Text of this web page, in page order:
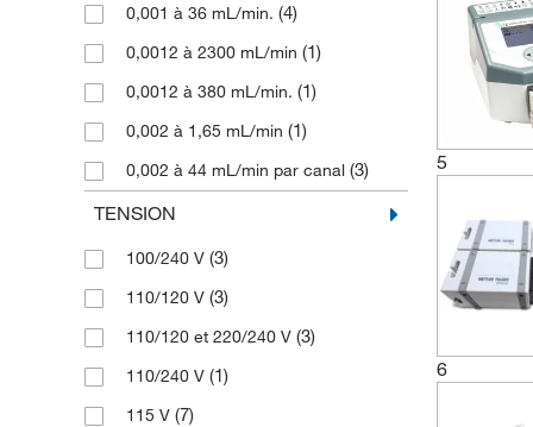
0,001 à 36 mL/min. (4)
0,0012 à 2300 mL/min (1)
0,0012 à 380 mL/min. (1)
0,002 à 1,65 mL/min (1)
0,002 à 44 mL/min par canal (3)
0,003 à 17 mL/min.
0,004 à 365 mL/min.
0,005 à 329 mL/min
0,006 à 2300 mL/min. (1)
0,01 - 183 mL/min
0,01 à 120 mL/min.
TENSION
100/240 V (3)
110/120 V (3)
110/120 et 220/240 V (3)
110/240 V (1)
115 V (7)
5
6